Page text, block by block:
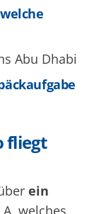
Abu Dhabi
fliegt
ein
welches